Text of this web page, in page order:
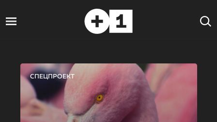
СПЕЦПРОЕКТ